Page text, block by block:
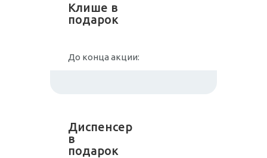
Клише в
подарок
До конца акции:
Диспенсер
в
подарок